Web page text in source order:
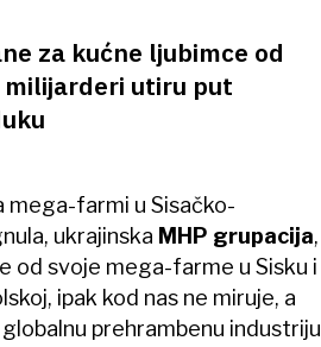
za kućne ljubimce od
milijarderi utiru put
mega-farmi u Sisačko-
ukrajinska MHP grupacija,
od svoje mega-farme u Sisku i
ipak kod nas ne miruje, a
prehrambenu industriju